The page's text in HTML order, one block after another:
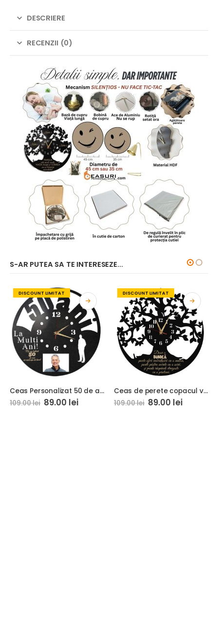
DESCRIERE
RECENZII (0)
S-AR PUTEA SA TE INTERESEZE...
DISCOUNT LIMITAT
Ceas Personalizat 50 de ani cu varsta si poza
109.00lei 89.00 lei
DISCOUNT LIMITAT
Ceas de perete copacul vietii doar o bunica
109.00lei 89.00 lei